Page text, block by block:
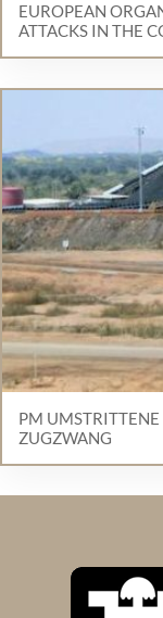
EUROPEAN
ATTACKS IN THE
PM
ZUGZWANG